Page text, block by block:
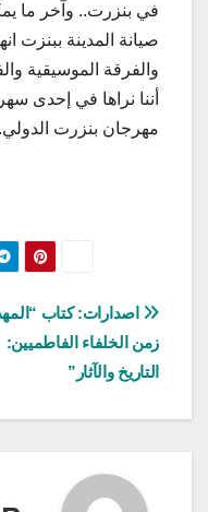
في بنزرت.. وآخر ما
صيانة المدينة ببنزت
والفرقة الموسيقية
أننا نراها في إحدى
مهرجان بنزرت الدولي.
تصفّح
المقالات
اصدارات: كتاب
زمن الخلفاء الفاطميين:
التاريخ والآثار”